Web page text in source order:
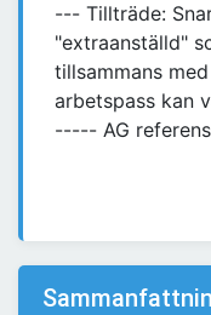
--- Tillträde:
"extraanställd"
tillsammans
arbetspass kan
----- AG